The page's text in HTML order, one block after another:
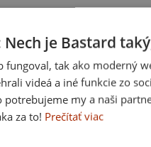
Nech je Bastard
fungoval, tak ako moderný
videá a iné funkcie zo
potrebujeme my a naši
za to! Prečítať viac